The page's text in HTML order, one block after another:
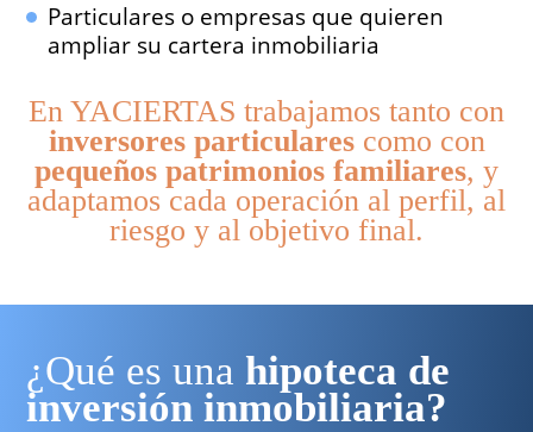
Particulares o empresas que quieren
ampliar su cartera inmobiliaria
En YACIERTAS trabajamos tanto con
inversores particularescomo con
pequeños patrimonios familiares, y
adaptamos cada operación al perfil, al
riesgo y al objetivo final.
¿Qué es una hipoteca de
inversión inmobiliaria?